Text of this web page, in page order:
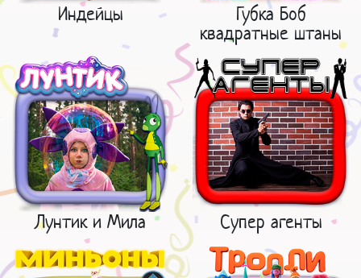
Индейцы
Губка Боб
квадратные штаны
Лунтик и Мила Супер агенты